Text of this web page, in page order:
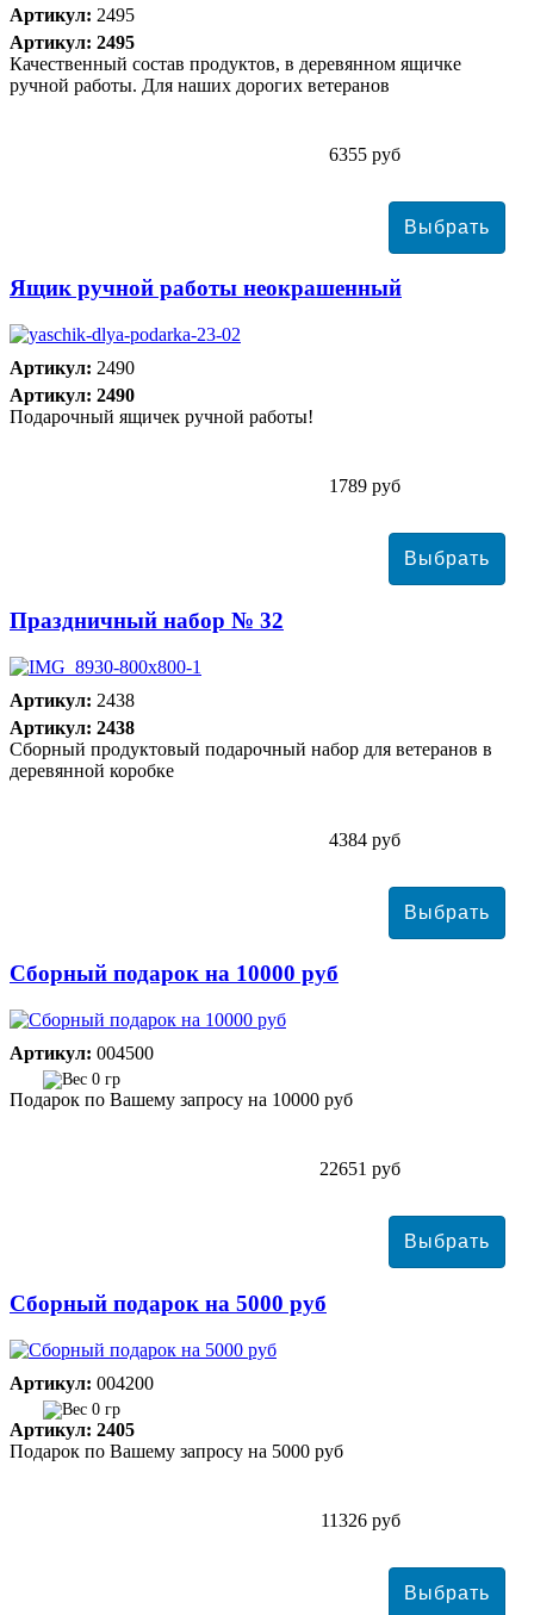
Артикул: 2495
Артикул: 2495
Качественный состав продуктов, в деревянном ящичке
ручной работы. Для наших дорогих ветеранов
6355 руб
Ящик ручной работы неокрашенный
Артикул: 2490
Артикул: 2490
Подарочный ящичек ручной работы!
1789 руб
Праздничный набор № 32
Артикул: 2438
Артикул: 2438
Сборный продуктовый подарочный набор для ветеранов в
деревянной коробке
4384 руб
Сборный подарок на 10000 руб
Артикул: 004500
0 гр
Подарок по Вашему запросу на 10000 руб
22651 руб
Сборный подарок на 5000 руб
Артикул: 004200
0 гр
Артикул: 2405
Подарок по Вашему запросу на 5000 руб
11326 руб